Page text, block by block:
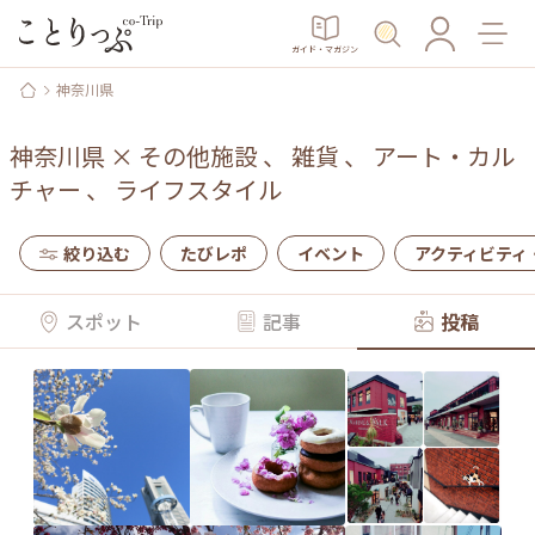
ガイド・マガジン
神奈川県
神奈川県 × その他施設、 雑貨 、 アート・カル
チャー 、 ライフスタイル
絞り込む たびレポ イベント アクティビティ
スポット 記事 投稿